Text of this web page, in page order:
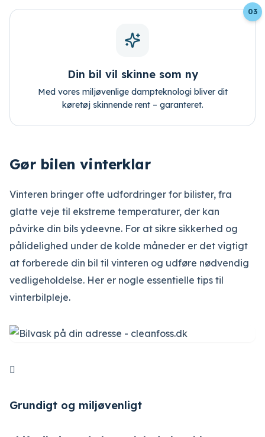
03
Din bil vil skinne som ny
Med vores miljøvenlige dampteknologi bliver dit
køretøj skinnende rent – garanteret.
Gør bilen vinterklar
Vinteren bringer ofte udfordringer for bilister, fra
glatte veje til ekstreme temperaturer, der kan
påvirke din bils ydeevne. For at sikre sikkerhed og
pålidelighed under de kolde måneder er det vigtigt
at forberede din bil til vinteren og udføre nødvendig
vedligeholdelse. Her er nogle essentielle tips til
vinterbilpleje.

Grundigt og miljøvenligt